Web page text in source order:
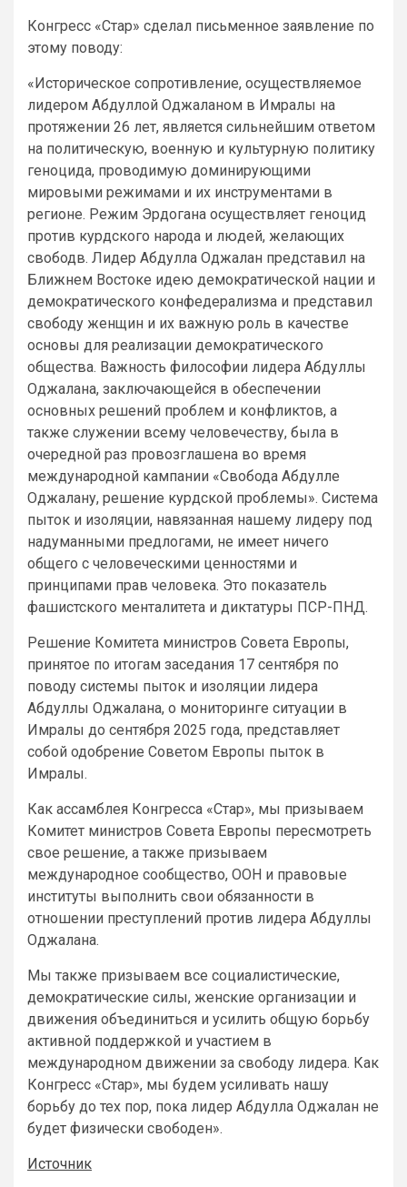
Конгресс «Стар» сделал письменное заявление по
этому поводу:
«Историческое сопротивление, осуществляемое
лидером Абдуллой Оджаланом в Имралы на
протяжении 26 лет, является сильнейшим ответом
на политическую, военную и культурную политику
геноцида, проводимую доминирующими
мировыми режимами и их инструментами в
регионе. Режим Эрдогана осуществляет геноцид
против курдского народа и людей, желающих
свободв. Лидер Абдулла Оджалан представил на
Ближнем Востоке идею демократической нации и
демократического конфедерализма и представил
свободу женщин и их важную роль в качестве
основы для реализации демократического
общества. Важность философии лидера Абдуллы
Оджалана, заключающейся в обеспечении
основных решений проблем и конфликтов, а
также служении всему человечеству, была в
очередной раз провозглашена во время
международной кампании «Свобода Абдулле
Оджалану, решение курдской проблемы». Система
пыток и изоляции, навязанная нашему лидеру под
надуманными предлогами, не имеет ничего
общего с человеческими ценностями и
принципами прав человека. Это показатель
фашистского менталитета и диктатуры ПСР-ПНД.
Решение Комитета министров Совета Европы,
принятое по итогам заседания 17 сентября по
поводу системы пыток и изоляции лидера
Абдуллы Оджалана, о мониторинге ситуации в
Имралы до сентября 2025 года, представляет
собой одобрение Советом Европы пыток в
Имралы.
Как ассамблея Конгресса «Стар», мы призываем
Комитет министров Совета Европы пересмотреть
свое решение, а также призываем
международное сообщество, ООН и правовые
институты выполнить свои обязанности в
отношении преступлений против лидера Абдуллы
Оджалана.
Мы также призываем все социалистические,
демократические силы, женские организации и
движения объединиться и усилить общую борьбу
активной поддержкой и участием в
международном движении за свободу лидера. Как
Конгресс «Стар», мы будем усиливать нашу
борьбу до тех пор, пока лидер Абдулла Оджалан не
будет физически свободен».
Источник